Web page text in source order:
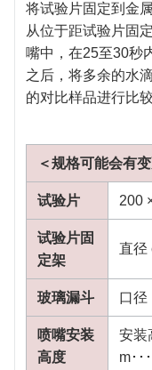
将试验片固定到金
从位于距试验片固
嘴中，在25至30秒
之后，将多余的水
的对比样品进行比
＜规格可能会有
试验片 200
试验片固
定架
直径
玻璃漏斗 口
喷嘴安装
高度
安装
m･･